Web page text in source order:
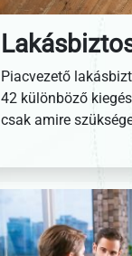
Piacvezető
42 különböző
csak amire